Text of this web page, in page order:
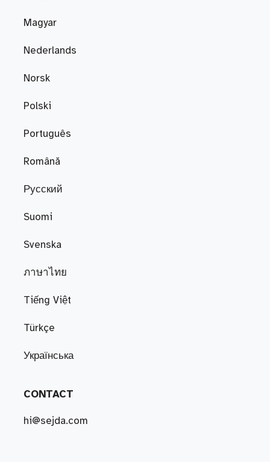
Magyar
Nederlands
Norsk
Polski
Português
Română
Русский
Suomi
Svenska
ภาษาไทย
Tiếng Việt
Türkçe
Українська
CONTACT
hi@sejda.com